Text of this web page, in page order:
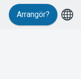
Arrangör?